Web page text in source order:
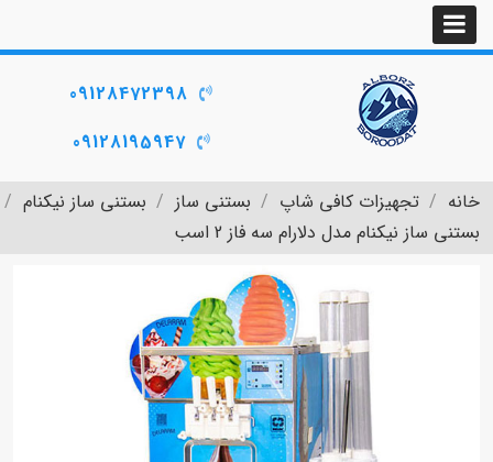
09128472398
09128195947
خانه تجهیزات کافی شاپ بستنی ساز
بستنی ساز نیکنام
بستنی ساز نیکنام مدل دلارام سه فاز 2 اسب